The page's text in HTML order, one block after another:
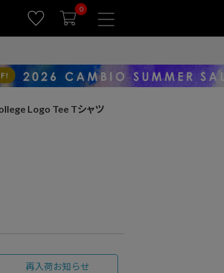
0
Logo Tee Tシャツ
再入荷お知らせ